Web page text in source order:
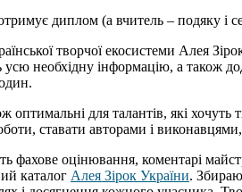
диплом (а вчитель – подяку і
творчої екосистеми Алея
усю необхідну інформацію, а також
для талантів, які хочуть
ставати авторами і
фахове оцінювання, коментарі
каталог Алея Зірок України.